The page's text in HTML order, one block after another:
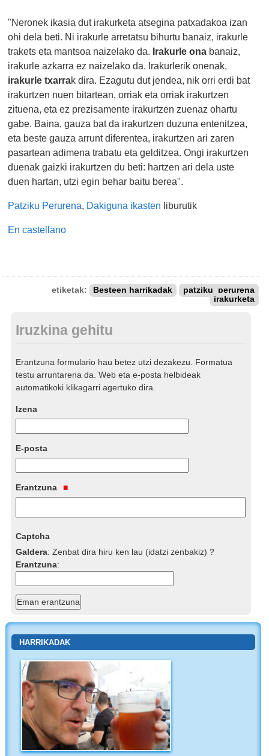
"Neronek ikasia dut irakurketa atsegina patxadakoa izan
ohi dela beti. Ni irakurle arretatsu bihurtu banaiz, irakurle
trakets eta mantsoa naizelako da. Irakurle ona banaiz,
irakurle azkarra ez naizelako da. Irakurlerik onenak,
irakurle txarrak dira. Ezagutu dut jendea, nik orri erdi bat
irakurtzen nuen bitartean, orriak eta orriak irakurtzen
zituena, eta ez prezisamente irakurtzen zuenaz ohartu
gabe. Baina, gauza bat da irakurtzen duzuna entenitzea,
eta beste gauza arrunt diferentea, irakurtzen ari zaren
pasartean adimena trabatu eta gelditzea. Ongi irakurtzen
duenak gaizki irakurtzen du beti: hartzen ari dela uste
duen hartan, utzi egin behar baitu berea".
Patziku Perurena, Dakiguna ikasten liburutik
En castellano
etiketak: Besteen harrikadak
patziku_perurena
irakurketa
Iruzkina gehitu
Erantzuna formulario hau betez utzi dezakezu. Formatua
testu arruntarena da. Web eta e-posta helbideak
automatikoki klikagarri agertuko dira.
Izena
E-posta
Erantzuna
Captcha
Galdera:Zenbat dira hiru ken lau (idatzi zenbakiz) ?
Erantzuna:
HARRIKADAK